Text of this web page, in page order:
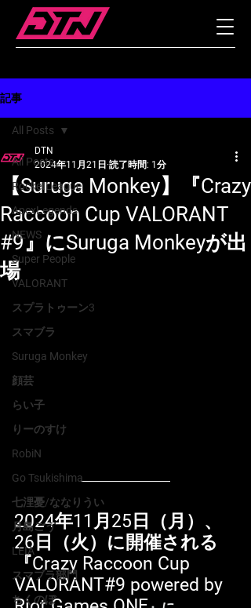
記事
All Posts
RocketLeague
ApexLegends
NEWS
Super People
VALORANT
スプラトゥーン3
スマブラ
Suruga Monkey
顔芸
らい子
りーのすけ
RobiN
Go Tsukishima
七浬憂/ななりうい
月島ごう
LEIA
スマブラ部門
ちくのぼ
All Posts
【Suruga Monkey】『Crazy
Raccoon Cup VALORANT
#9』にSuruga Monkeyが出
場
DTN
2024年11月21日 読了時間: 1分
2024年11月25日（月）、
26日（火）に開催される
『Crazy Raccoon Cup
VALORANT#9 powered by